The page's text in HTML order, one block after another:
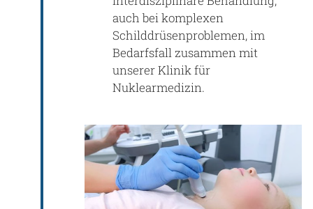
auch bei komplexen
Schilddrüsenproblemen, im
Bedarfsfall zusammen mit
unserer Klinik für
Nuklearmedizin.